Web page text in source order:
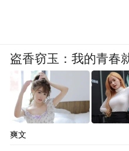
盗香窃玉：我的青春
爽文